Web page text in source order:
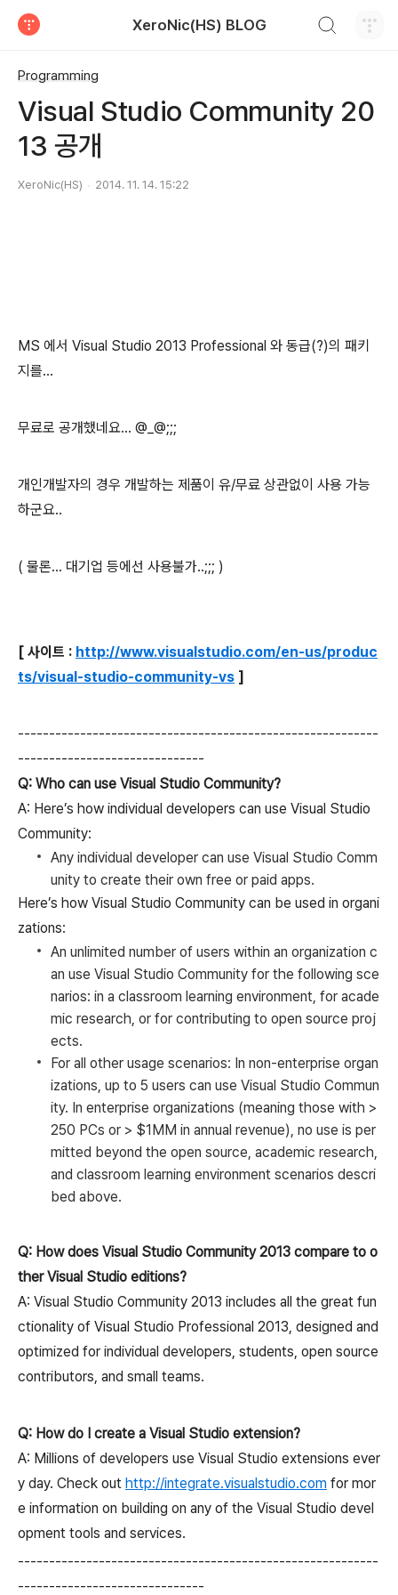
XeroNic(HS) BLOG
Programming
Visual Studio Community 20
13 공개
XeroNic(HS) 2014. 11. 14. 15:22
MS 에서 Visual Studio 2013 Professional 와 동급(?)의 패키
지를...
무료로 공개했네요... @_@;;;
개인개발자의 경우 개발하는 제품이 유/무료 상관없이 사용 가능
하군요..
( 물론... 대기업 등에선 사용불가..;;; )
[ 사이트 : http://www.visualstudio.com/en-us/produc
ts/visual-studio-community-vs ]
----------------------------------------------------------
------------------------------
Q: Who can use Visual Studio Community?
A: Here’s how individual developers can use Visual Studio
Community:
Any individual developer can use Visual Studio Comm
unity to create their own free or paid apps.
Here’s how Visual Studio Community can be used in organi
zations:
An unlimited number of users within an organization c
an use Visual Studio Community for the following sce
narios: in a classroom learning environment, for acade
mic research, or for contributing to open source proj
ects.
For all other usage scenarios: In non-enterprise organ
izations, up to 5 users can use Visual Studio Commun
ity. In enterprise organizations (meaning those with >
250 PCs or > $1MM in annual revenue), no use is per
mitted beyond the open source, academic research,
and classroom learning environment scenarios descri
bed above.
Q: How does Visual Studio Community 2013 compare to o
ther Visual Studio editions?
A: Visual Studio Community 2013 includes all the great fun
ctionality of Visual Studio Professional 2013, designed and
optimized for individual developers, students, open source
contributors, and small teams.
Q: How do I create a Visual Studio extension?
A: Millions of developers use Visual Studio extensions ever
y day. Check out http://integrate.visualstudio.com for mor
e information on building on any of the Visual Studio devel
opment tools and services.
----------------------------------------------------------
------------------------------